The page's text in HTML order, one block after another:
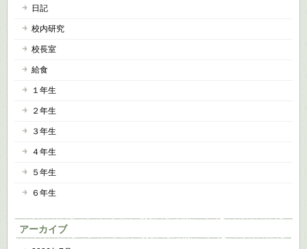
日記
校内研究
校長室
給食
１年生
２年生
３年生
４年生
５年生
６年生
アーカイブ